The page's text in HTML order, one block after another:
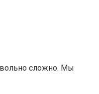
сложно. Мы